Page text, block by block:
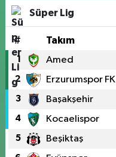
Süper Lig
# Takım
1 Amed
2 Erzurumspor FK
3 Başakşehir
4 Kocaelispor
5 Beşiktaş